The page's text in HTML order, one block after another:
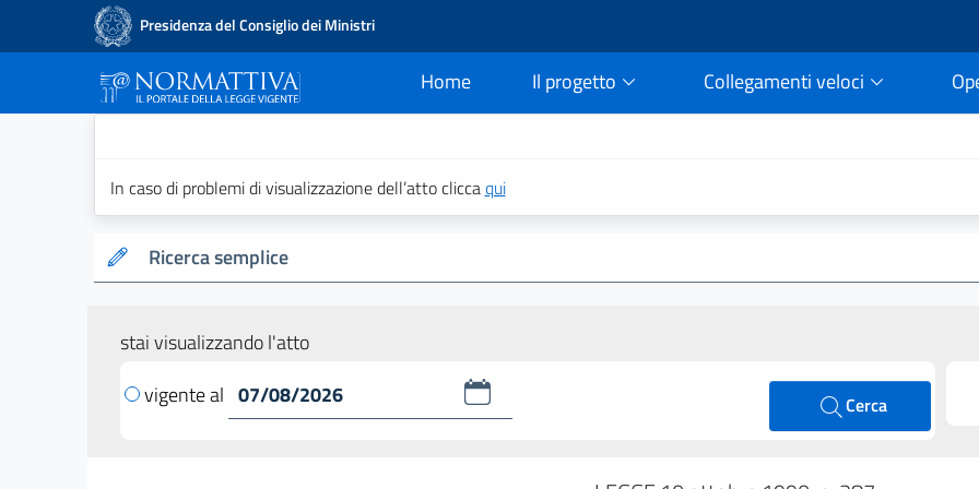
Presidenza del Consiglio dei Ministri
Home
current Il progetto Collegamenti veloci
In caso di problemi di visualizzazione dell’atto cliccaqui
Ricerca semplice
stai visualizzando l'atto
vigente al
Cerca